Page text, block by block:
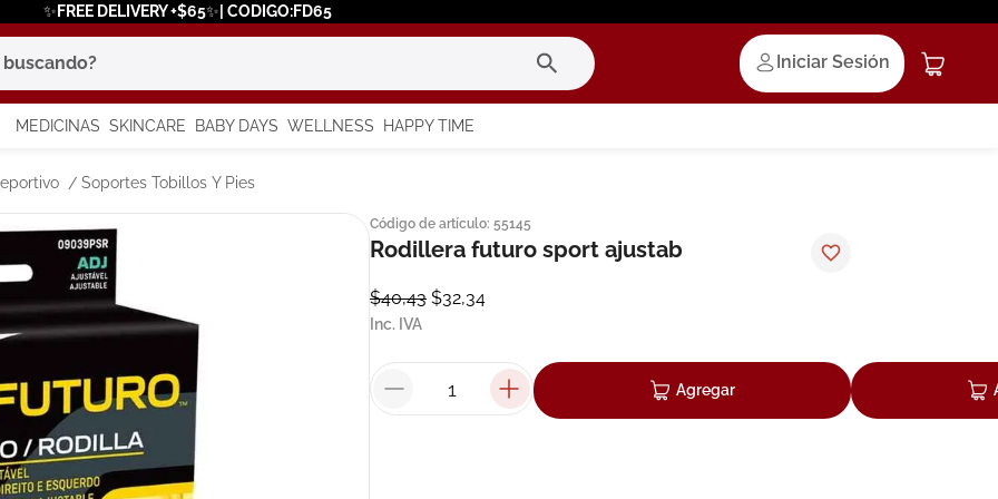
✨FREE DELIVERY +$65✨| CODIGO:FD65
Iniciar Sesión
MEDICINAS SKINCARE BABY DAYS WELLNESS HAPPY TIME
Soportes Tobillos Y Pies
Código de artículo: 55145
Rodillera futuro sport ajustab
$40,43 $32,34
Inc. IVA
Agregar
más buscados